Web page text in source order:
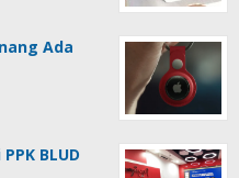
Ada
BLUD